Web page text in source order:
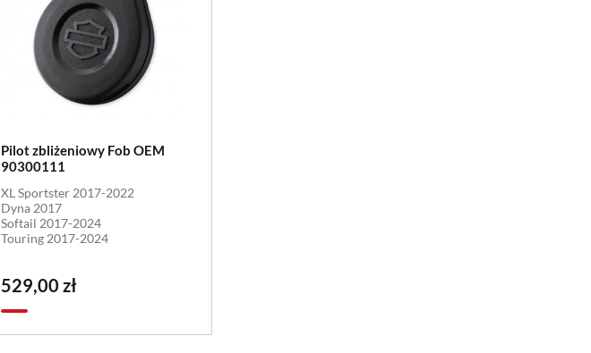
Pilot zbliżeniowy Fob OEM
90300111
XL Sportster 2017-2022
Dyna 2017
Softail 2017-2024
Touring 2017-2024
529,00 zł